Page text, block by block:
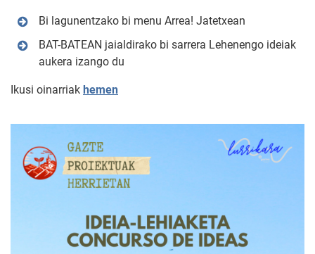
Bi lagunentzako bi menu Arrea! Jatetxean
BAT-BATEAN jaialdirako bi sarrera Lehenengo ideiak
aukera izango du
Ikusi oinarriak hemen